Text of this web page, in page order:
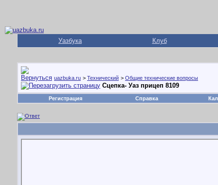
Уазбука Клуб
uazbuka.ru > Технический > Общие технические вопросы
Сцепка- Уаз прицеп 8109
Регистрация Справка